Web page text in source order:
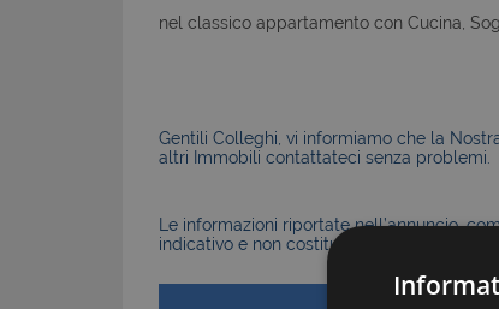
nel classico appartamento con Cucina,
Gentili Colleghi, vi informiamo che la
altri Immobili contattateci senza problemi.
Le informazioni riportate nell’annuncio,
indicativo e non costituiscono elemento